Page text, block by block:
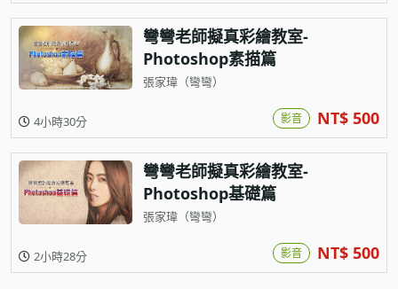
彎彎老師擬真彩繪教室-
Photoshop素描篇
張家瑋（彎彎）
4小時30分 影音 NT$ 500
彎彎老師擬真彩繪教室-
Photoshop基礎篇
張家瑋（彎彎）
2小時28分 影音 NT$ 500